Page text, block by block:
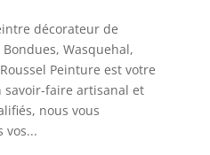
décorateur de
Wasquehal,
Peinture est votre
savoir-faire artisanal et
nous vous
vos...